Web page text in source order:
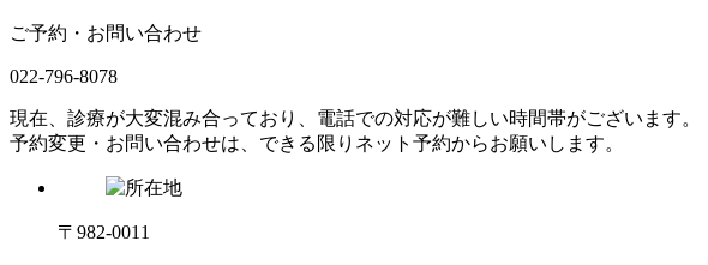
ご予約・お問い合わせ
022-796-8078
現在、診療が大変混み合っており、電話での対応が難しい時間帯がございます。
予約変更・お問い合わせは、できる限りネット予約からお願いします。
〒982-0011